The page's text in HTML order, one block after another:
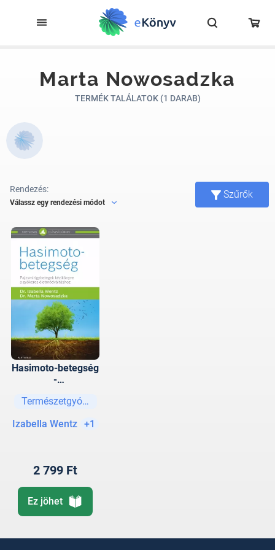
Marta Nowosadzka
TERMÉK TALÁLATOK (1 DARAB)
Rendezés:
Válassz egy rendezési módot
Szűrők
Hasimoto-betegség
-
kézikönyve a
életmódváltáshoz
Természetgyógyászat
Izabella Wentz
+1
2 799 Ft
Ez jöhet